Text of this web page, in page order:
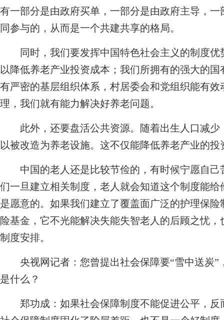
有一部分是由政府买单，一部分是由政府主导，
同参与的，从而是一个共建共享的格局。
同时，我们要发挥中国特色社会主义的制度优
以降低养老产业投资成本；我们所拥有的强大的
有严密的基层组织体系，村居委会和党组织能有
理，我们就有能力解决好养老问题。
此外，还要盘活公共资源。随着出生人口减少
以被改造为养老设施。这不仅能降低养老产业的
中国的老人还是比较节俭的，有时候宁愿自己
们一旦建立相关制度，老人就会知道这个制度能
是愿意的。如果我们建立了覆盖面广泛的护理保
险基金，它不光能解决失能失智老人的后顾之忧
制度安排。
央视网记者：您曾提出社会保障要“雪中送炭
是什么？
郑功成： 如果社会保障制度不能促进公平，